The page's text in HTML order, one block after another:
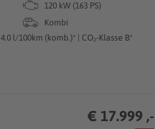
120 kW (163 PS)
Kombi
l/100km (komb.)* | CO₂-Klasse B*
€ 17.999 ,-